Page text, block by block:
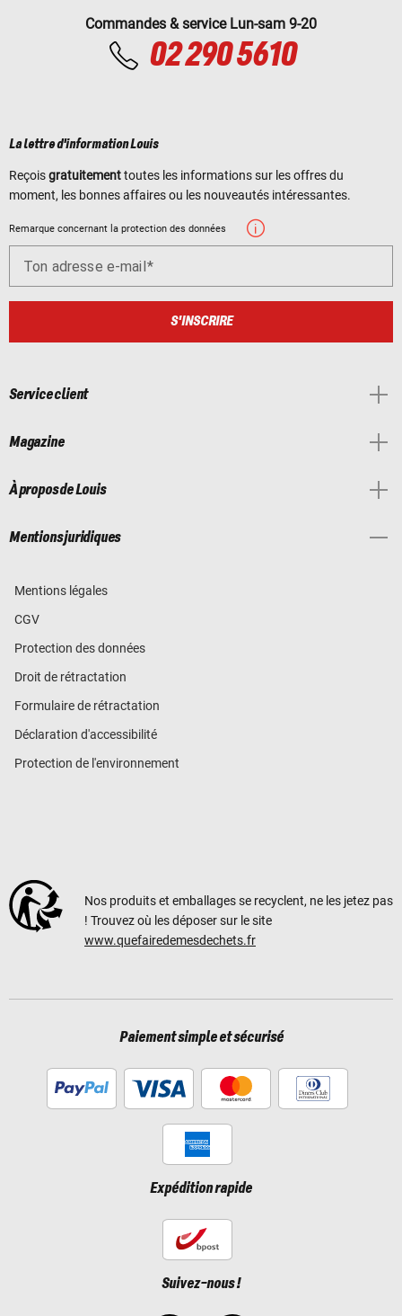
Commandes & service Lun-sam 9-20
02 290 5610
La lettre d'information Louis
Reçoisgratuitementtoutes les informations sur les offres du
moment, les bonnes affaires ou les nouveautés intéressantes.
Remarque concernant la protection des données
Ton adresse e-mail
S'INSCRIRE
Service client
Magazine
À propos de Louis
Mentions juridiques
Mentions légales
CGV
Protection des données
Droit de rétractation
Formulaire de rétractation
Déclaration d'accessibilité
Protection de l'environnement
Nos produits et emballages se recyclent, ne les jetez pas
! Trouvez où les déposer sur le site
www.quefairedemesdechets.fr
Paiement simple et sécurisé
Expédition rapide
Suivez-nous !